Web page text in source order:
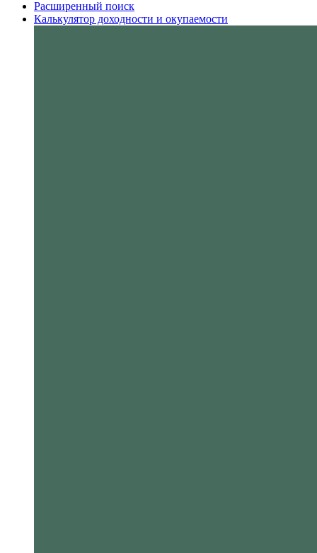
Расширенный поиск
Калькулятор доходности и окупаемости